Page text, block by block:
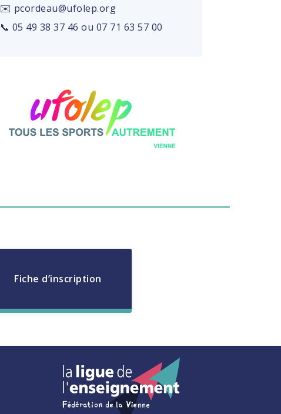
✉️ pcordeau@ufolep.org
📞 05 49 38 37 46 ou 07 71 63 57 00
Fiche d’inscription